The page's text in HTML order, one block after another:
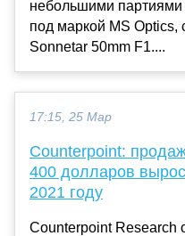
небольшими партиями
под маркой MS
Sonnetar 50mm F1....
17:15, 25 Мар
Counterpoint:
400 долларов
2021 году
Counterpoint Research